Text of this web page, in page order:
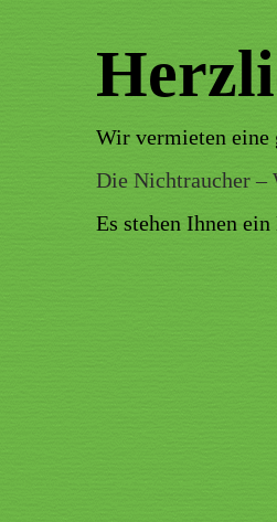
Wir vermieten eine
Die Nichtraucher –
Es stehen Ihnen